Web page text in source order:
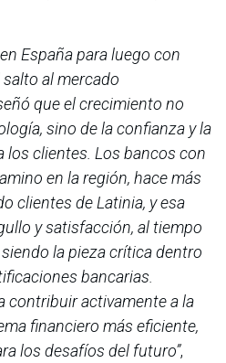
España para luego con
al mercado
que el crecimiento no
sino de la confianza y la
los clientes. Los bancos con
en la región, hace más
clientes de Latinia, y esa
y satisfacción, al tiempo
la pieza crítica dentro
bancarias.
contribuir activamente a la
financiero más eficiente,
los desafíos del futuro”,